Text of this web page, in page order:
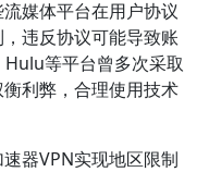
媒体平台在用户协议
违反协议可能导致账
等平台曾多次采取
利弊，合理使用技术
器VPN实现地区限制